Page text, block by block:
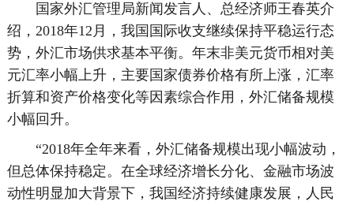
国家外汇管理局新闻发言人、总经济师王春英介
绍，2018年12月，我国国际收支继续保持平稳运行态
势，外汇市场供求基本平衡。年末非美元货币相对美
元汇率小幅上升，主要国家债券价格有所上涨，汇率
折算和资产价格变化等因素综合作用，外汇储备规模
小幅回升。
“2018年全年来看，外汇储备规模出现小幅波动，
但总体保持稳定。在全球经济增长分化、金融市场波
动性明显加大背景下，我国经济持续健康发展，人民